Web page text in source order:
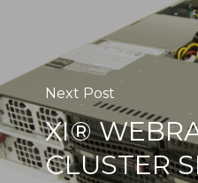
Next Post
XI®
CLUSTER